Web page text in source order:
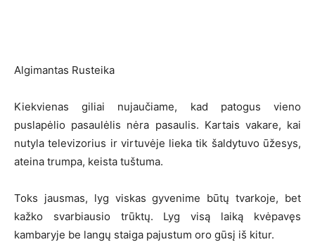
Algimantas Rusteika
Kiekvienas giliai nujaučiame, kad patogus vieno
puslapėlio pasaulėlis nėra pasaulis. Kartais vakare, kai
nutyla televizorius ir virtuvėje lieka tik šaldytuvo ūžesys,
ateina trumpa, keista tuštuma.
Toks jausmas, lyg viskas gyvenime būtų tvarkoje, bet
kažko svarbiausio trūktų. Lyg visą laiką kvėpavęs
kambaryje be langų staiga pajustum oro gūsį iš kitur.